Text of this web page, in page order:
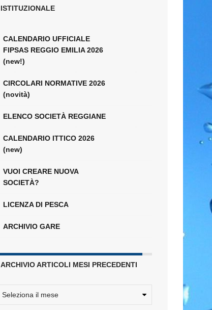
ISTITUZIONALE
CALENDARIO UFFICIALE
FIPSAS REGGIO EMILIA 2026
(new!)
CIRCOLARI NORMATIVE 2026
(novità)
ELENCO SOCIETÀ REGGIANE
CALENDARIO ITTICO 2026
(new)
VUOI CREARE NUOVA
SOCIETÀ?
LICENZA DI PESCA
ARCHIVIO GARE
ARCHIVIO ARTICOLI MESI PRECEDENTI